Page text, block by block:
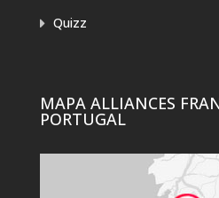
Quizz
MAPA ALLIANCES
PORTUGAL